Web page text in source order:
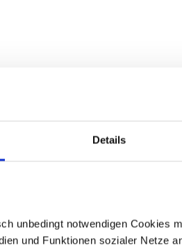
Details
unbedingt notwendigen Cookies
und Funktionen sozialer Netze
Service